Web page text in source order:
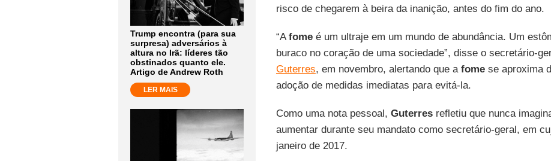
Trump encontra (para sua
surpresa) adversários à
altura no Irã: líderes tão
obstinados quanto ele.
Artigo de Andrew Roth
LER MAIS
risco de chegarem à beira da inanição, antes do fim do ano.
“Afomeé um ultraje em um mundo de abundância. Um
buraco no coração de uma sociedade”, disse o secretário-
Guterres, em novembro, alertando que a fomese aproxima
adoção de medidas imediatas para evitá-la.
Como uma nota pessoal, Guterresrefletiu que nunca
aumentar durante seu mandato como secretário-geral, em
janeiro de 2017.